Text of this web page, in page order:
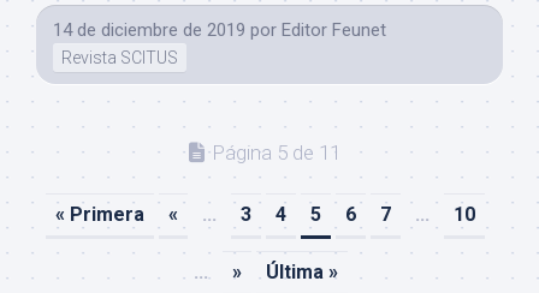
14 de diciembre de 2019 por Editor Feunet
Revista SCITUS
Página 5 de 11
« Primera « ... 3 4 5 6 7 ... 10
... » Última »